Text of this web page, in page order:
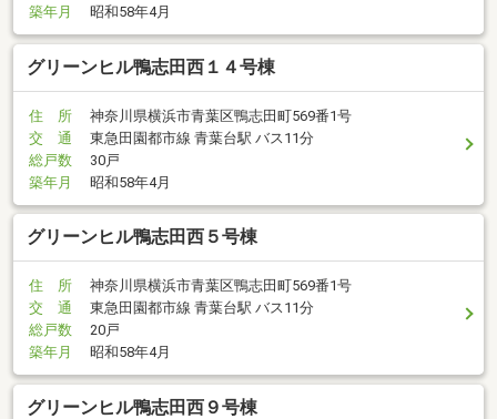
築年月
昭和58年4月
グリーンヒル鴨志田西１４号棟
住 所
神奈川県横浜市青葉区鴨志田町569番1号
交 通
東急田園都市線 青葉台駅 バス11分
総戸数
30戸
築年月
昭和58年4月
グリーンヒル鴨志田西５号棟
住 所
神奈川県横浜市青葉区鴨志田町569番1号
交 通
東急田園都市線 青葉台駅 バス11分
総戸数
20戸
築年月
昭和58年4月
グリーンヒル鴨志田西９号棟